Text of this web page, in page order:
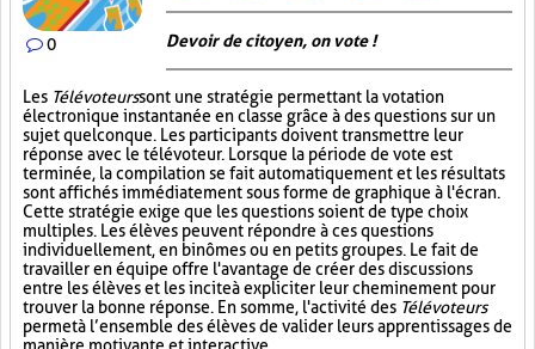
0 Devoir de citoyen, on vote !
Les Télévoteurssont une stratégie permettant la votation
électronique instantanée en classe grâce à des questions sur un
sujet quelconque. Les participants doivent transmettre leur
réponse avec le télévoteur. Lorsque la période de vote est
terminée, la compilation se fait automatiquement et les résultats
sont affichés immédiatement sous forme de graphique à l'écran.
Cette stratégie exige que les questions soient de type choix
multiples. Les élèves peuvent répondre à ces questions
individuellement, en binômes ou en petits groupes. Le fait de
travailler en équipe offre l'avantage de créer des discussions
entre les élèves et les incite à expliciter leur cheminement pour
trouver la bonne réponse. En somme, l'activité des Télévoteurs
permet à l’ensemble des élèves de valider leurs apprentissages de